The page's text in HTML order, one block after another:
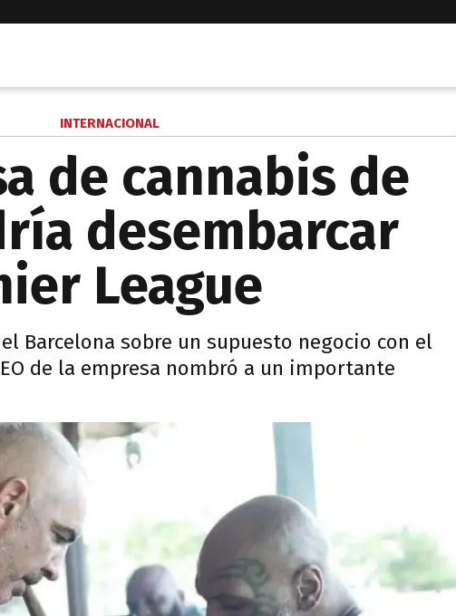
INTERNACIONAL
de cannabis de
desembarcar
League
Barcelona sobre un supuesto negocio con el
de la empresa nombró a un importante